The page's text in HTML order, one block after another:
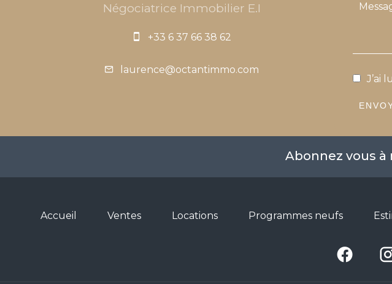
Négociatrice Immobilier E.I
+33 6 37 66 38 62
laurence@octantimmo.com
J’ai
Abonnez vous
Accueil Ventes Locations Programmes neufs